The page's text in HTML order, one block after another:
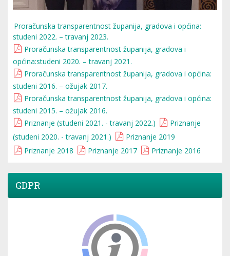
Proračunska transparentnost županija, gradova i općina:
studeni 2022. – travanj 2023.
Proračunska transparentnost županija, gradova i
općina:studeni 2020. – travanj 2021.
Proračunska transparentnost županija, gradova i općina:
studeni 2016. – ožujak 2017.
Proračunska transparentnost županija, gradova i općina:
studeni 2015. – ožujak 2016.
Priznanje (studeni 2021. - travanj 2022.)
Priznanje
(studeni 2020. - travanj 2021.)
Priznanje 2019
Priznanje 2018
Priznanje 2017 Priznanje 2016
GDPR